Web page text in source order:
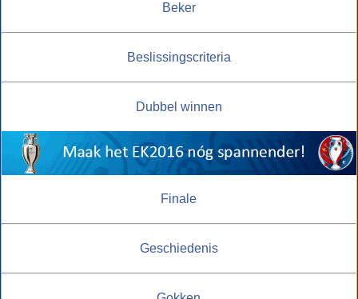
Beker
Beslissingscriteria
Dubbel winnen
Finale
Geschiedenis